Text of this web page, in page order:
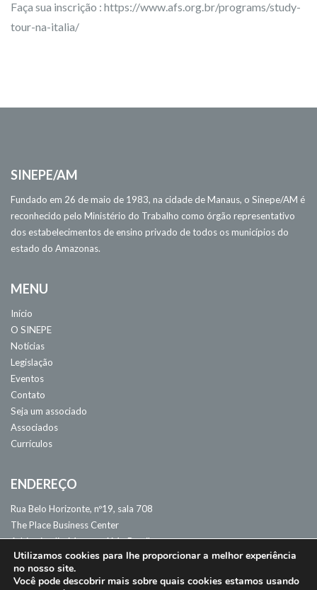
Faça sua inscrição : https://www.afs.org.br/programs/study-
tour-na-italia/
SINEPE/AM
Fundado em 26 de maio de 1983, na cidade de Manaus, o Sinepe/AM é
reconhecido pelo Ministério do Trabalho como órgão representativo
dos estabelecimentos de ensino privado de todos os municípios do
estado do Amazonas.
MENU
Início
O SINEPE
Notícias
Legislação
Eventos
Contato
Seja um associado
Associados
Currículos
ENDEREÇO
Rua Belo Horizonte, nº19, sala 708
The Place Business Center
Adrianópolis. Manaus, AM - Brasil
CEP: 69057-060
Utilizamos cookies para lhe proporcionar a melhor experiência
no nosso site.
Você pode descobrir mais sobre quais cookies estamos usando